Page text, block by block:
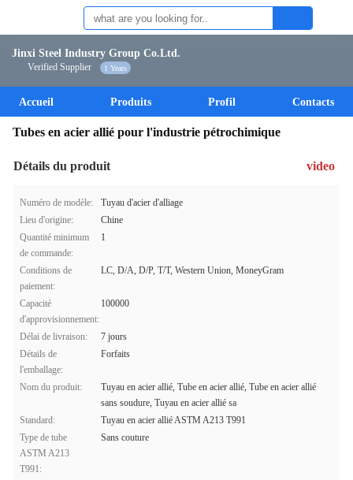
Jinxi Steel Industry Group Co.Ltd.
Verified Supplier 1 Years
Accueil Produits Profil Contacts
Tubes en acier allié pour l'industrie pétrochimique
Détails du produit video
Numéro de modèle:
Tuyau d'acier d'alliage
Lieu d'origine:
Chine
Quantité minimum
de commande:
1
Conditions de
paiement:
LC, D/A, D/P, T/T, Western Union, MoneyGram
Capacité
d'approvisionnement:
100000
Délai de livraison:
7 jours
Détails de
l'emballage:
Forfaits
Nom du produit:
Tuyau en acier allié, Tube en acier allié, Tube en acier allié
sans soudure, Tuyau en acier allié sa
Standard:
Tuyau en acier allié ASTM A213 T991
Type de tube
ASTM A213
T991:
Sans couture